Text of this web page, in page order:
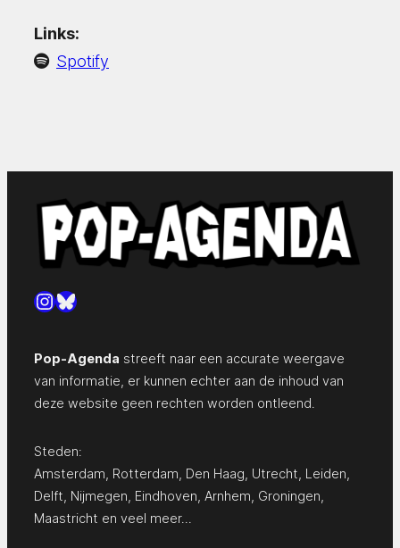
Links:
Spotify
Instagram
Bluesky
Pop-Agenda streeft naar een accurate weergave
van informatie, er kunnen echter aan de inhoud van
deze website geen rechten worden ontleend.
Steden:
Amsterdam Rotterdam Den Haag Utrecht Leiden
Delft Nijmegen Eindhoven Arnhem Groningen
Maastricht en veel meer…